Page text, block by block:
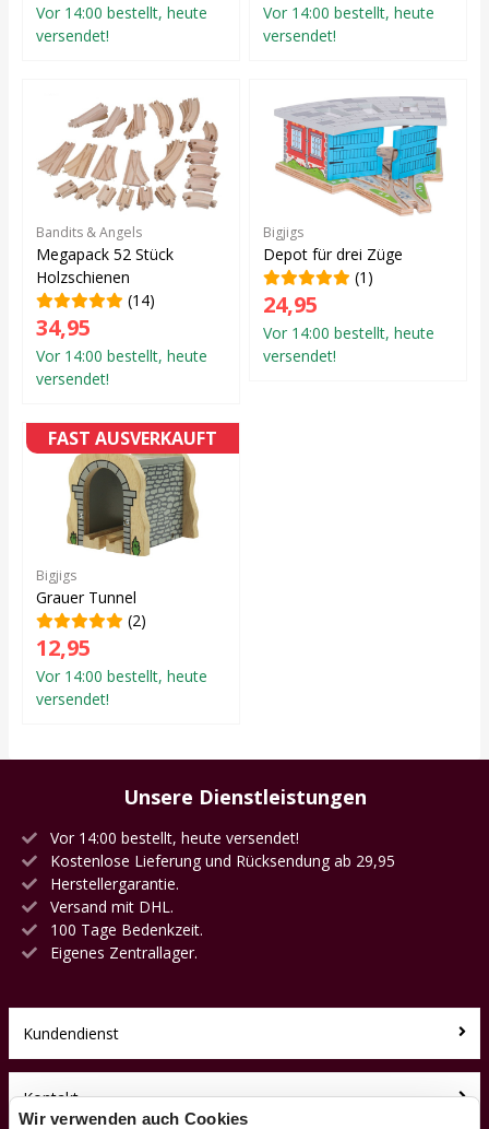
Vor 14:00 bestellt, heute
versendet!
Vor 14:00 bestellt, heute
versendet!
Bandits & Angels
Megapack 52 Stück
Holzschienen
(14)
34,95
Vor 14:00 bestellt, heute
versendet!
Bigjigs
Depot für drei Züge
(1)
24,95
Vor 14:00 bestellt, heute
versendet!
FAST AUSVERKAUFT
Bigjigs
Grauer Tunnel
(2)
12,95
Vor 14:00 bestellt, heute
versendet!
Unsere Dienstleistungen
Vor 14:00 bestellt, heute versendet!
Kostenlose Lieferung und Rücksendung ab 29,95
Herstellergarantie.
Versand mit DHL.
100 Tage Bedenkzeit.
Eigenes Zentrallager.
Kundendienst
Kontakt
Wir verwenden auch Cookies